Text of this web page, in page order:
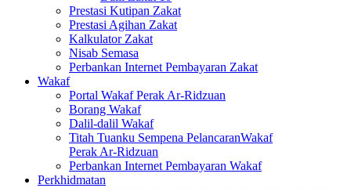
Prestasi Kutipan Zakat
Prestasi Agihan Zakat
Kalkulator Zakat
Nisab Semasa
Perbankan Internet Pembayaran Zakat
Wakaf
Portal Wakaf Perak Ar-Ridzuan
Borang Wakaf
Dalil-dalil Wakaf
Titah Tuanku Sempena PelancaranWakaf
Perak Ar-Ridzuan
Perbankan Internet Pembayaran Wakaf
Perkhidmatan